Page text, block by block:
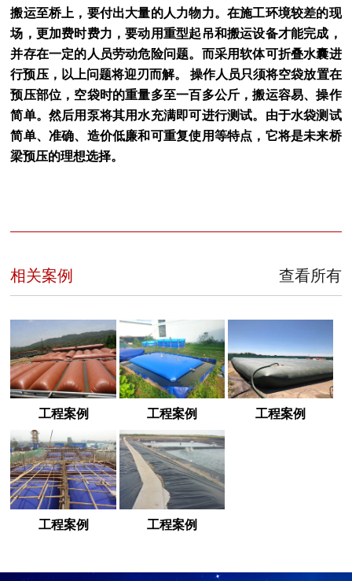
搬运至桥上，要付出大量的人力物力。在施工环境较差的现
场，更加费时费力，要动用重型起吊和搬运设备才能完成，
并存在一定的人员劳动危险问题。而采用软体可折叠水囊进
行预压，以上问题将迎刃而解。 操作人员只须将空袋放置在
预压部位，空袋时的重量多至一百多公斤，搬运容易、操作
简单。然后用泵将其用水充满即可进行测试。由于水袋测试
简单、准确、造价低廉和可重复使用等特点，它将是未来桥
梁预压的理想选择。
查看所有
相关案例
工程案例 工程案例 工程案例
工程案例 工程案例